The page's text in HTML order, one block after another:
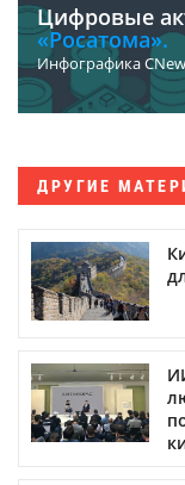
Цифровые
«Росатома».
Инфографика
ДРУГИЕ